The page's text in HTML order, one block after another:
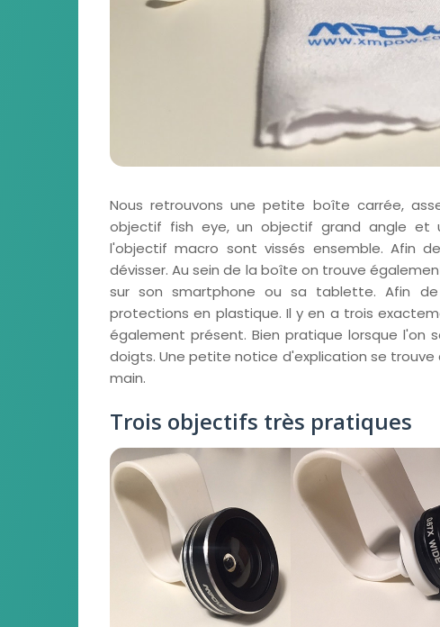
Nous retrouvons une petite boîte carrée,
objectif fish eye, un objectif grand angle et
l'objectif macro sont vissés ensemble. Afin
dévisser. Au sein de la boîte on trouve
sur son smartphone ou sa tablette. Afin
protections en plastique. Il y en a trois
également présent. Bien pratique lorsque l'on
doigts. Une petite notice d'explication se
main.
Trois objectifs très pratiques